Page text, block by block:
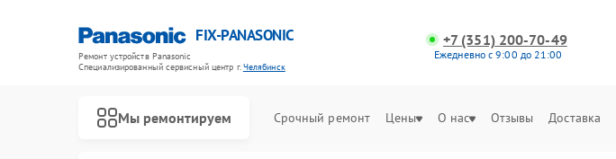
FIX-PANASONIC
Ремонт устройств Panasonic
Специализированный cервисный центр г.Челябинск
+7 (351) 200-70-49
Ежедневно с 9:00 до 21:00
Мы ремонтируем Срочный ремонт Цены О нас Отзывы Доставка